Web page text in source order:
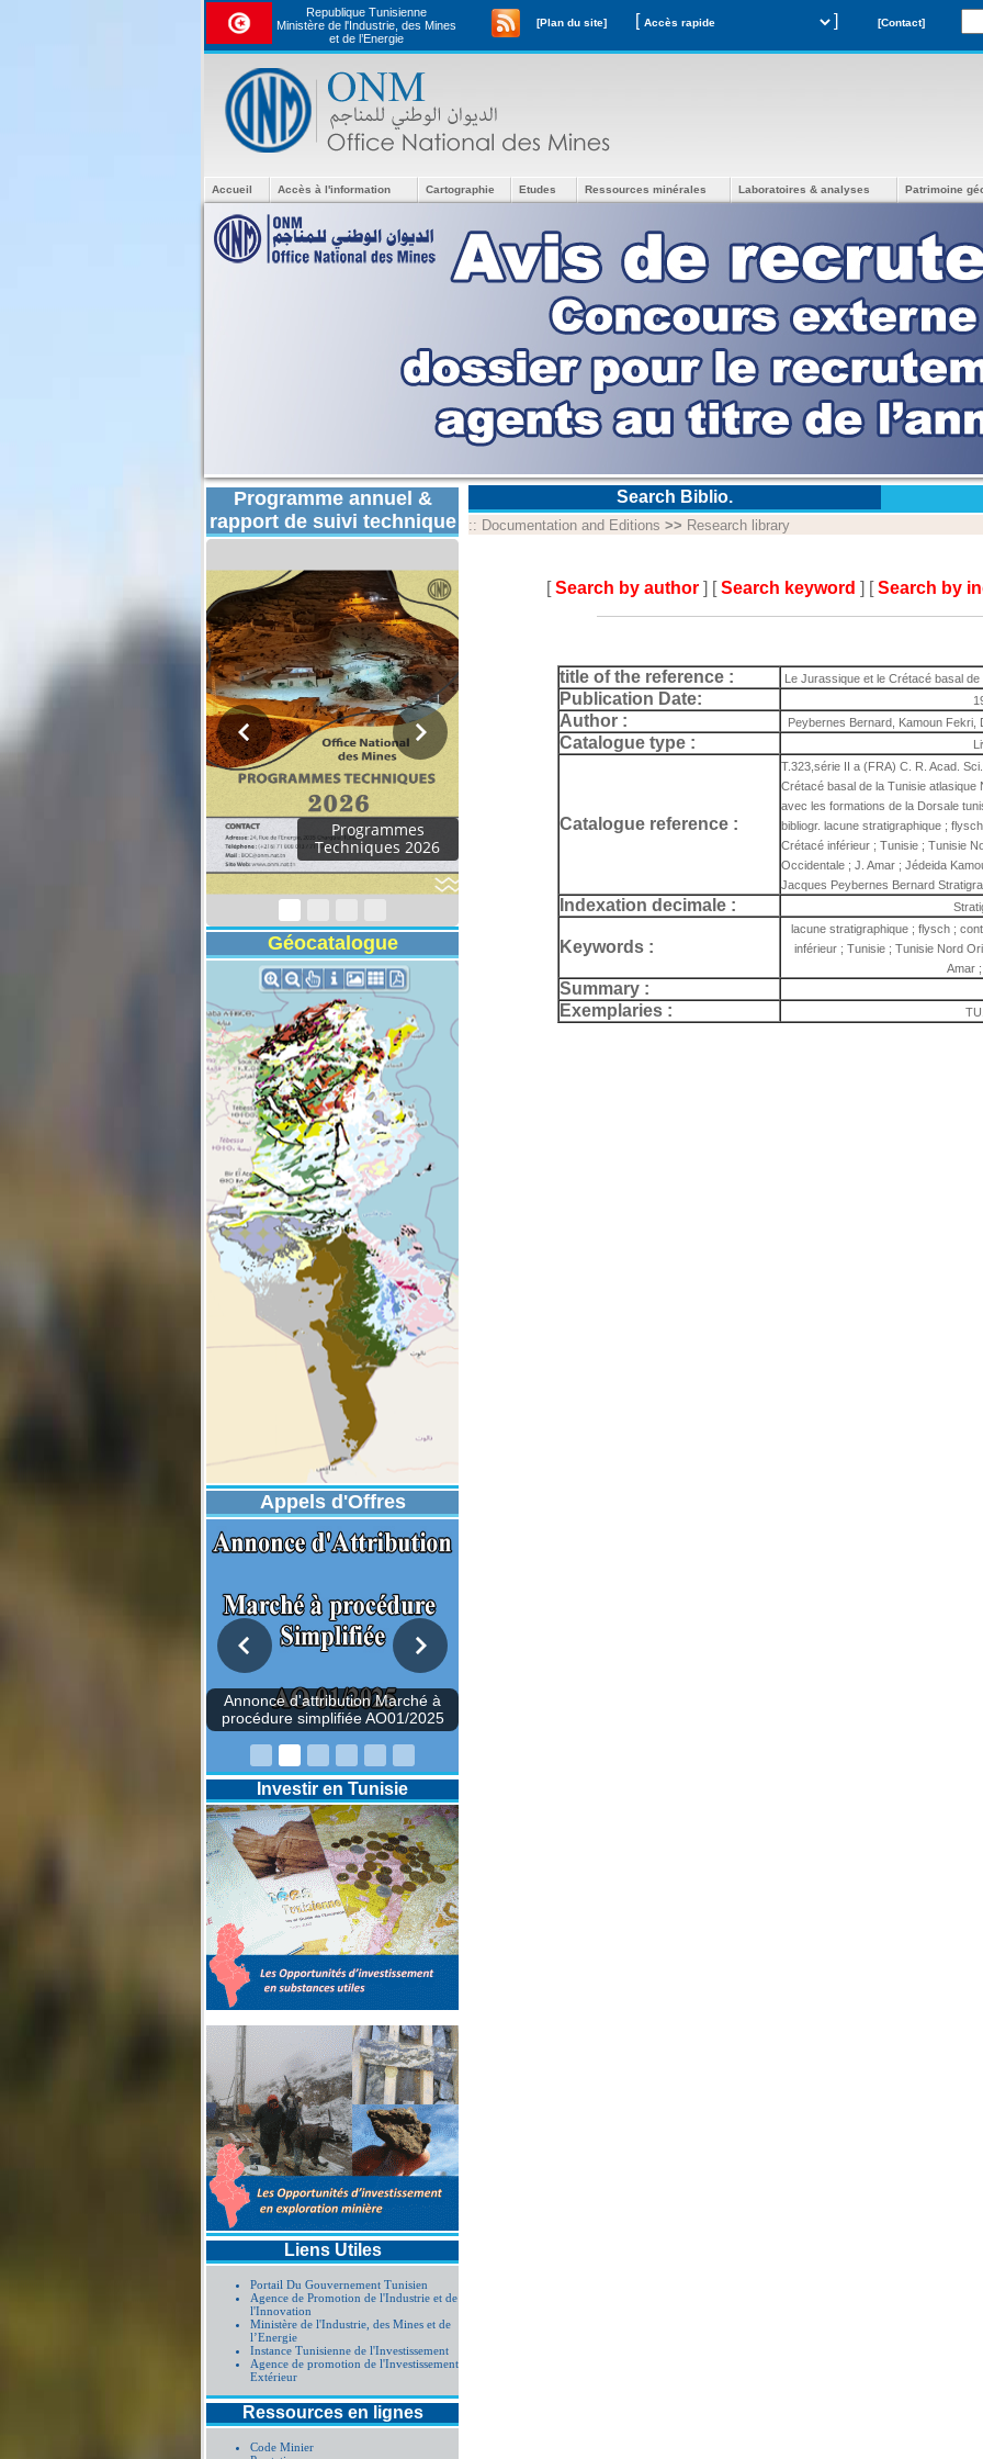
Republique Tunisienne
Ministère de l'Industrie, des Mines
et de l’Energie
[Plan du site] [ ] [Contact]
Accueil Accès à l'information Cartographie Etudes Ressources minérales Laboratoires & analyses Patrimoine
Programme annuel &
rapport de suivi technique
Programmes
Techniques 2026
Géocatalogue
Appels d'Offres
Annonce d'attribution Marché à
procédure simplifiée AO01/2025
Investir en Tunisie
Liens Utiles
Portail Du Gouvernement Tunisien
Agence de Promotion de l'Industrie et de
l'Innovation
Ministère de l'Industrie, des Mines et de
l’Energie
Instance Tunisienne de l'Investissement
Agence de promotion de l'Investissement
Extérieur
Ressources en lignes
Code Minier
Search Biblio.
:: Documentation and Editions >> Research library
[Search by author ] [Search keyword ] [Search by
title of the reference : Le Jurassique et le Crétacé basal
Publication Date:
Author : Peybernes Bernard, Kamoun
Catalogue type :
Catalogue reference :
T.323,série II a (FRA) C. R. Acad.
Crétacé basal de la Tunisie
avec les formations de la Dorsale
bibliogr. lacune stratigraphique ;
Crétacé inférieur ; Tunisie ; Tunisie
Occidentale ; J. Amar ; Jédeida
Jacques Peybernes Bernard
Indexation decimale :
Keywords :
lacune stratigraphique ; flysch ;
inférieur ; Tunisie ; Tunisie Nord
Amar
Summary :
Exemplaries :